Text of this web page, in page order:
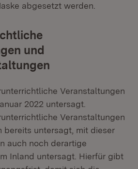
abgesetzt werden.
und
Veranstaltungen
2022 untersagt.
Veranstaltungen
bereits untersagt, mit dieser
auch noch derartige
Inland untersagt. Hierfür gibt